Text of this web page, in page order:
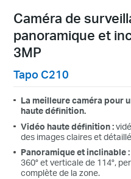
Caméra de
panoramique et
3MP
Tapo C210
La meilleure caméra pour
haute définition.
Vidéo haute définition :
des images claires et
Panoramique et inclinable
360° et verticale de 114°,
complète de la zone.